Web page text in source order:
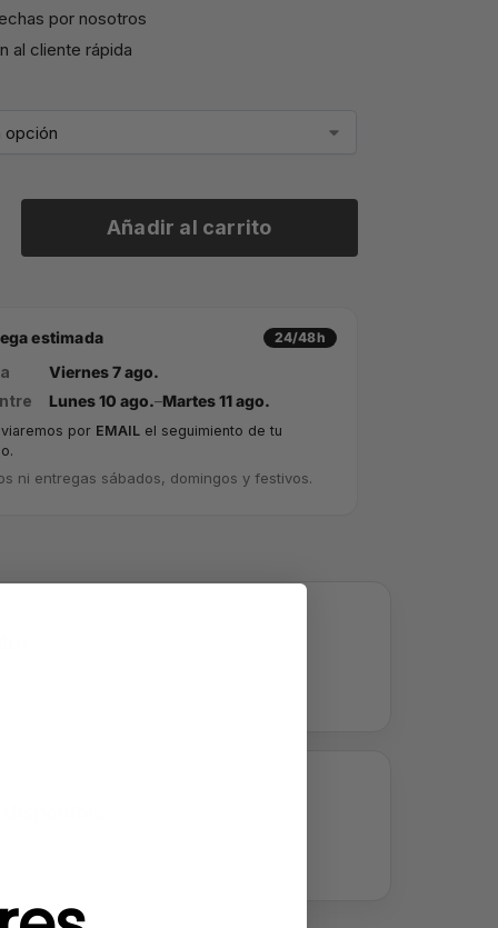
por nosotros
al cliente rápida
Añadir al carrito
estimada 24/48h
Viernes 7 ago.
Lunes 10 ago.–Martes 11 ago.
por EMAIL el seguimiento de tu
ni entregas sábados, domingos y festivos.